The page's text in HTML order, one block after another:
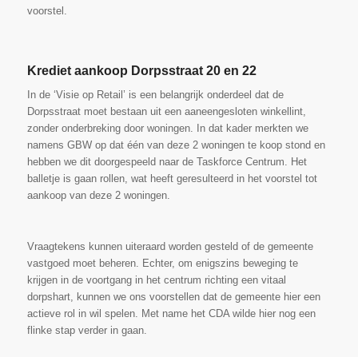
voorstel.
Krediet aankoop Dorpsstraat 20 en 22
In de ‘Visie op Retail’ is een belangrijk onderdeel dat de
Dorpsstraat moet bestaan uit een aaneengesloten winkellint,
zonder onderbreking door woningen. In dat kader merkten we
namens GBW op dat één van deze 2 woningen te koop stond en
hebben we dit doorgespeeld naar de Taskforce Centrum. Het
balletje is gaan rollen, wat heeft geresulteerd in het voorstel tot
aankoop van deze 2 woningen.
Vraagtekens kunnen uiteraard worden gesteld of de gemeente
vastgoed moet beheren. Echter, om enigszins beweging te
krijgen in de voortgang in het centrum richting een vitaal
dorpshart, kunnen we ons voorstellen dat de gemeente hier een
actieve rol in wil spelen. Met name het CDA wilde hier nog een
flinke stap verder in gaan.